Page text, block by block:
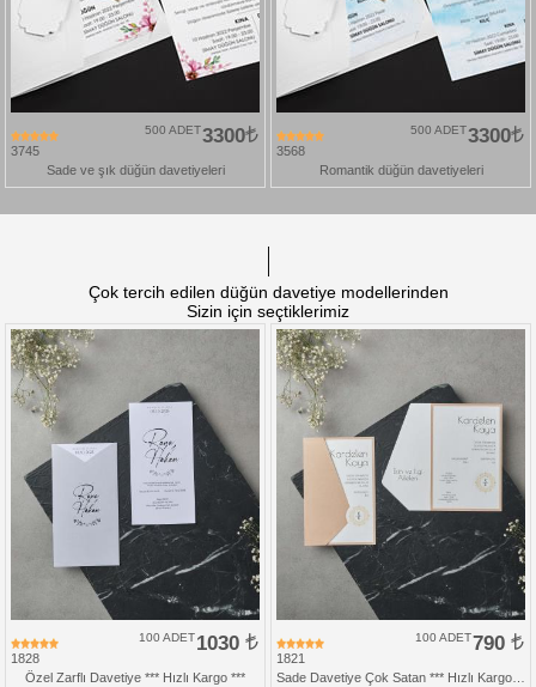
3745
3300
500 ADET
Sade ve şık düğün davetiyeleri
3568
3300
500 ADET
Romantik düğün davetiyeleri
Çok tercih edilen düğün davetiye modellerinden
Sizin için seçtiklerimiz
1828
1030
100 ADET
Özel Zarflı Davetiye *** Hızlı Kargo ***
1821
790
100 ADET